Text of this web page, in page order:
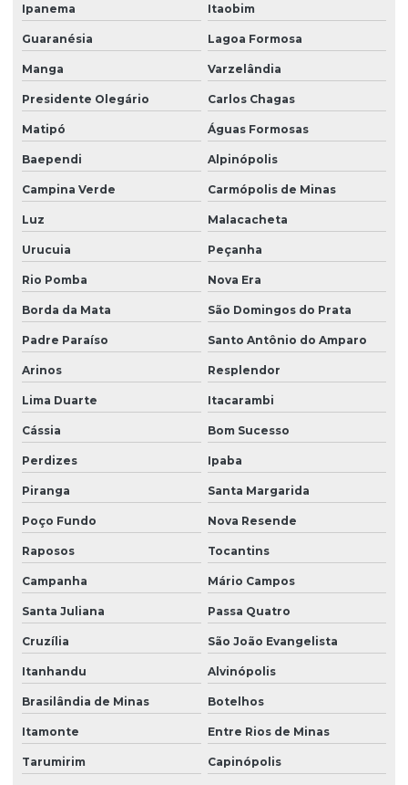
Ipanema Itaobim
Guaranésia Lagoa Formosa
Manga Varzelândia
Presidente Olegário Carlos Chagas
Matipó Águas Formosas
Baependi Alpinópolis
Campina Verde Carmópolis de Minas
Luz Malacacheta
Urucuia Peçanha
Rio Pomba Nova Era
Borda da Mata São Domingos do Prata
Padre Paraíso Santo Antônio do Amparo
Arinos Resplendor
Lima Duarte Itacarambi
Cássia Bom Sucesso
Perdizes Ipaba
Piranga Santa Margarida
Poço Fundo Nova Resende
Raposos Tocantins
Campanha Mário Campos
Santa Juliana Passa Quatro
Cruzília São João Evangelista
Itanhandu Alvinópolis
Brasilândia de Minas Botelhos
Itamonte Entre Rios de Minas
Tarumirim Capinópolis